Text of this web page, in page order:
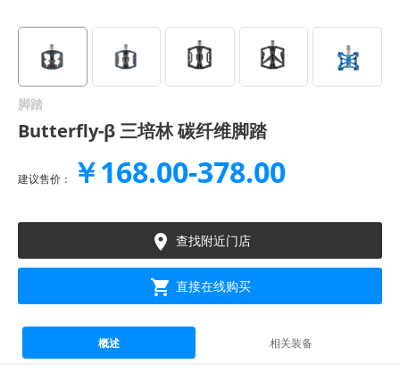
脚踏
Butterfly-β 三培林 碳纤维脚踏
建议售价： ￥168.00-378.00
 查找附近门店
 直接在线购买
概述 相关装备